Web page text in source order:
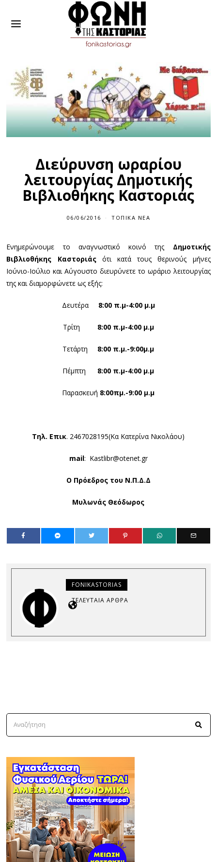
Διεύρυνση ωραρίου
λειτουργίας Δημοτικής
Βιβλιοθήκης Καστοριάς
06/06/2016 ΤΟΠΙΚΆ ΝΈΑ
Ενημερώνουμε το αναγνωστικό κοινό της Δημοτικής
Βιβλιοθήκης Καστοριάςότι κατά τους θερινούς μήνες
Ιούνιο-Ιούλιο και Αύγουστο διευρύνετε το ωράριο λειτουργίας
της και διαμορφώνετε ως εξής:
Δευτέρα 8:00 π.μ-4:00 μ.μ
Τρίτη 8:00 π.μ-4:00 μ.μ
Τετάρτη 8:00 π.μ.-9:00μ.μ
Πέμπτη 8:00 π.μ-4:00 μ.μ
Παρασκευή 8:00πμ.-9:00 μ.μ
Τηλ. Επικ. 2467028195(Κα Κατερίνα Νικολάου)
mail: Kastlibr@otenet.gr
Ο Πρόεδρος του Ν.Π.Δ.Δ
Μυλωνάς Θεόδωρος
FONIKASTORIAS
ΤΕΛΕΥΤΑΊΑ ΆΡΘΡΑ